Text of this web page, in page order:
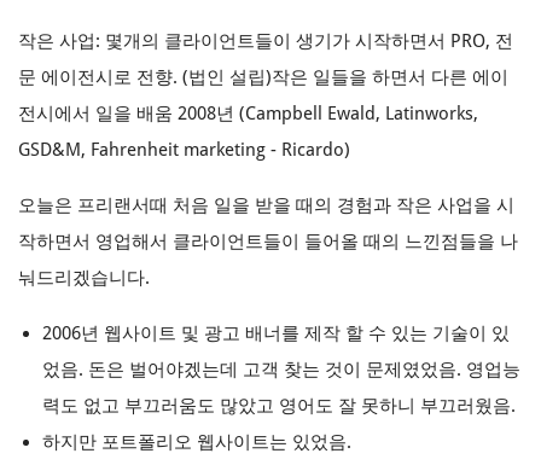
작은 사업: 몇개의 클라이언트들이 생기가 시작하면서 PRO, 전
문 에이전시로 전향. (법인 설립)작은 일들을 하면서 다른 에이
전시에서 일을 배움 2008년 (Campbell Ewald, Latinworks,
GSD&M, Fahrenheit marketing - Ricardo)
오늘은 프리랜서때 처음 일을 받을 때의 경험과 작은 사업을 시
작하면서 영업해서 클라이언트들이 들어올 때의 느낀점들을 나
눠드리겠습니다.
2006년 웹사이트 및 광고 배너를 제작 할 수 있는 기술이 있
었음. 돈은 벌어야겠는데 고객 찾는 것이 문제였었음. 영업능
력도 없고 부끄러움도 많았고 영어도 잘 못하니 부끄러웠음.
하지만 포트폴리오 웹사이트는 있었음.